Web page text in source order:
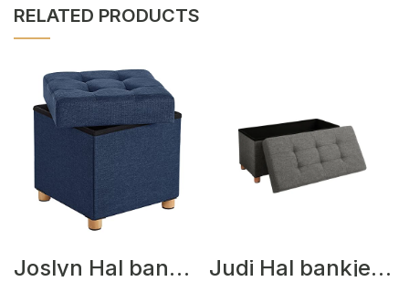
RELATED PRODUCTS
Joslyn Hal bankjes Blauw Judi Hal bankjes Grijs